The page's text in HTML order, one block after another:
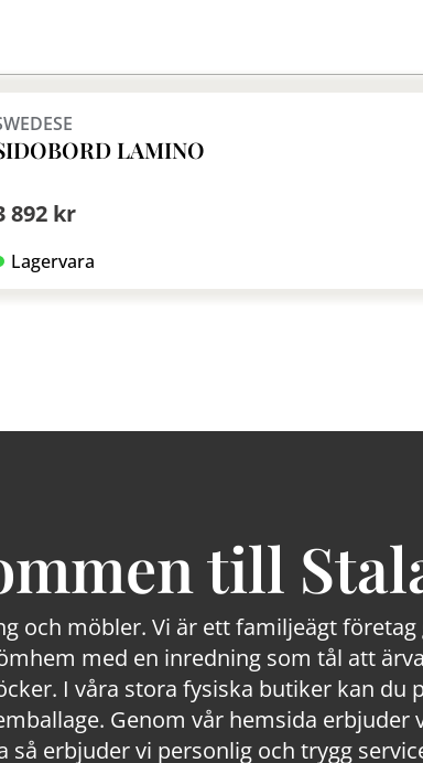
Finns i fler val
LAMINO
892 kr
Lagervara
till
och möbler. Vi är ett familjeägt
med en inredning som tål att
I våra stora fysiska butiker kan du
Genom vår hemsida erbjuder
så erbjuder vi personlig och trygg